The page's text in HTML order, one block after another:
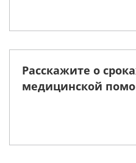
Расскажите о
медицинской